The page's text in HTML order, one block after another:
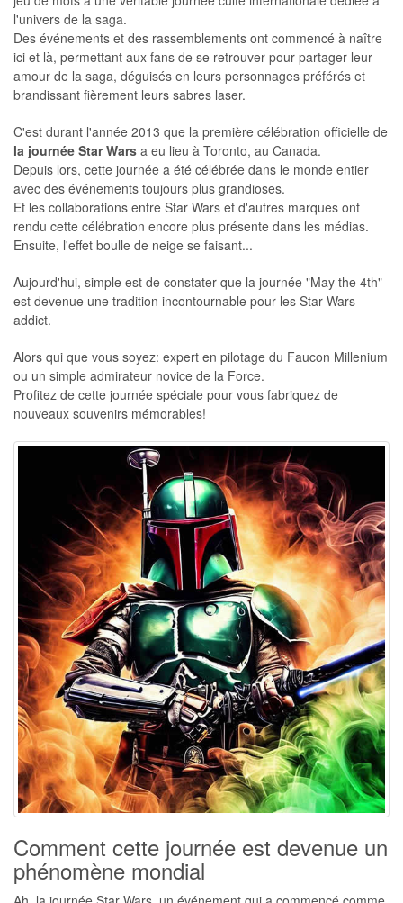
l'univers de la saga.
Des événements et des rassemblements ont commencé à naître
ici et là, permettant aux fans de se retrouver pour partager leur
amour de la saga, déguisés en leurs personnages préférés et
brandissant fièrement leurs sabres laser.
C'est durant l'année 2013 que la première célébration officielle de
la journée Star Wars a eu lieu à Toronto, au Canada.
Depuis lors, cette journée a été célébrée dans le monde entier
avec des événements toujours plus grandioses.
Et les collaborations entre Star Wars et d'autres marques ont
rendu cette célébration encore plus présente dans les médias.
Ensuite, l'effet boulle de neige se faisant...
Aujourd'hui, simple est de constater que la journée "May the 4th"
est devenue une tradition incontournable pour les Star Wars
addict.
Alors qui que vous soyez: expert en pilotage du Faucon Millenium
ou un simple admirateur novice de la Force.
Profitez de cette journée spéciale pour vous fabriquez de
nouveaux souvenirs mémorables!
Comment cette journée est devenue un
phénomène mondial